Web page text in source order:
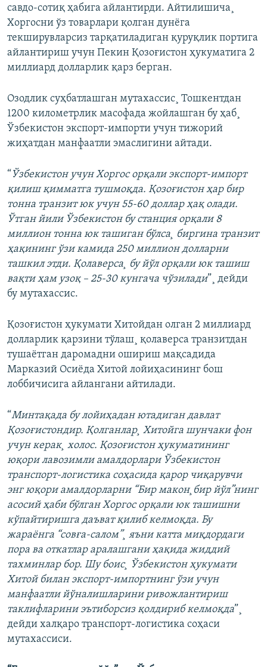
савдо-сотиқ ҳабига айлантирди. Айтилишича¸
Хоргосни ўз товарлари қолган дунëга
текширувларсиз тарқатиладиган қуруқлик портига
айлантириш учун Пекин Қозоғистон ҳукуматига 2
миллиард долларлик қарз берган.
Озодлик суҳбатлашган мутахассис¸ Тошкентдан
1200 километрлик масофада жойлашган бу ҳаб¸
Ўзбекистон экспорт-импорти учун тижорий
жиҳатдан манфаатли эмаслигини айтади.
“ Ўзбекистон учун Хоргос орқали экспорт-импорт
қилиш қимматга тушмоқда. Қозоғистон ҳар бир
тонна транзит юк учун 55-60 доллар ҳақ олади.
Ўтган йили Ўзбекистон бу станция орқали 8
миллион тонна юк ташиган бўлса¸ биргина транзит
ҳақининг ўзи камида 250 миллион долларни
ташкил этди. Қолаверса¸ бу йўл орқали юк ташиш
вақти ҳам узоқ – 25-30 кунгача чўзилади”¸ дейди
бу мутахассис.
Қозоғистон ҳукумати Хитойдан олган 2 миллиард
долларлик қарзини тўлаш¸ қолаверса транзитдан
тушаëтган даромадни ошириш мақсадида
Марказий Осиëда Хитой лойиҳасининг бош
лоббичисига айлангани айтилади.
“Минтақада бу лойиҳадан ютадиган давлат
Қозоғистондир. Қолганлар¸ Хитойга шунчаки фон
учун керак¸ холос. Қозоғистон ҳукуматининг
юқори лавозимли амалдорлари Ўзбекистон
транспорт-логистика соҳасида қарор чиқарувчи
энг юқори амалдорларни “Бир макон¸бир йўл”нинг
асосий ҳаби бўлган Хоргос орқали юк ташишни
кўпайтиришга даъват қилиб келмоқда. Бу
жараëнга “совға-салом”¸ яъни катта миқдордаги
пора ва откатлар аралашгани ҳақида жиддий
тахминлар бор. Шу боис¸ Ўзбекистон ҳукумати
Хитой билан экспорт-импортнинг ўзи учун
манфаатли йўналишларини ривожлантириш
таклифларини эътиборсиз қолдириб келмоқда”¸
дейди халқаро транспорт-логистика соҳаси
мутахассиси.